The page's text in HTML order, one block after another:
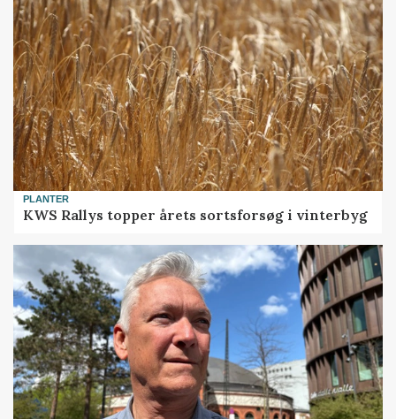
PLANTER
KWS Rallys topper årets sortsforsøg i vinterbyg